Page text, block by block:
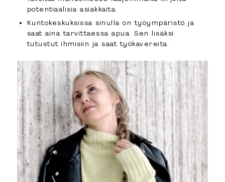
potentiaalisia asiakkaita.
Kuntokeskuksissa sinulla on työympäristö ja
saat aina tarvittaessa apua. Sen lisäksi
tutustut ihmisiin ja saat työkavereita.